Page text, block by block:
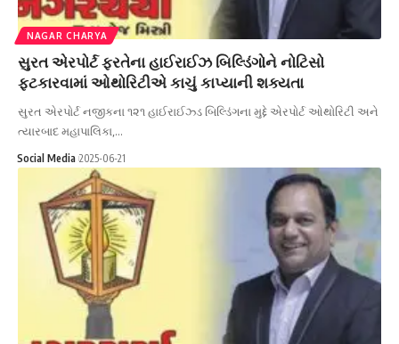
NAGAR CHARYA
સુરત એરપોર્ટ ફરતેના હાઈરાઈઝ બિલ્ડિંગોને નોટિસો
ફટકારવામાં ઓથોરિટીએ કાચું કાપ્યાની શક્યતા
સુરત એરપોર્ટ નજીકના ૧૨૧ હાઈરાઈઝ્ડ ‌બિ‌લ્ડિંગના મુદ્દે એરપોર્ટ ઓથોરિટી અને
ત્યારબાદ મહાપાલિકા,…
Social Media 2025-06-21